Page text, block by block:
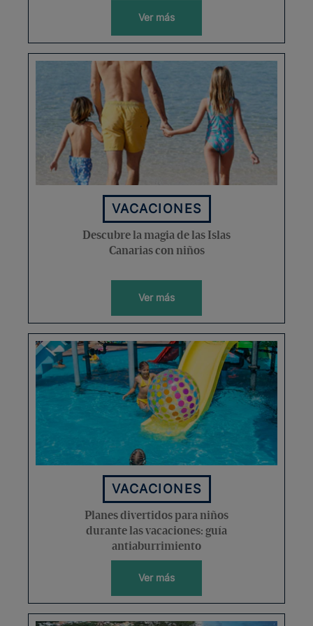
Ver más
VACACIONES
Descubre la magia de las Islas
Canarias con niños
Ver más
VACACIONES
Planes divertidos para niños
durante las vacaciones: guía
antiaburrimiento
Ver más